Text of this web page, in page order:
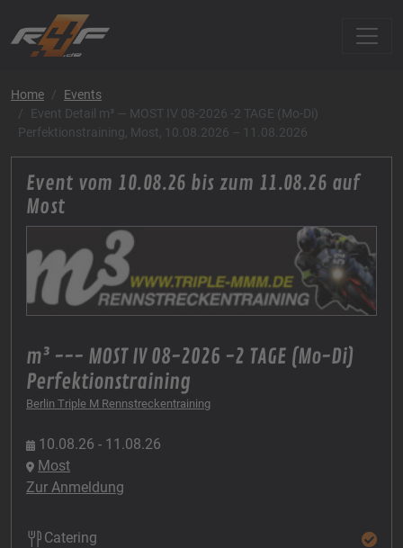
Home
Events
Event Detail m³ — MOST IV 08-2026 -2 TAGE (Mo-Di)
Perfektionstraining, Most, 10.08.2026 – 11.08.2026
Event vom 10.08.26 bis zum 11.08.26 auf
Most
m³ --- MOST IV 08-2026 -2 TAGE (Mo-Di)
Perfektionstraining
Berlin Triple M Rennstreckentraining
10.08.26 - 11.08.26
Most
Zur Anmeldung
Catering